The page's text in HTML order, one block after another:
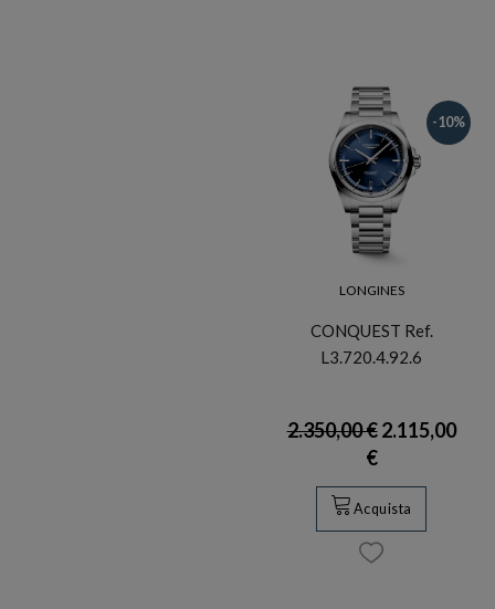
-10%
LONGINES
CONQUEST Ref.
L3.720.4.92.6
2.350,00 €2.115,00
€
Acquista